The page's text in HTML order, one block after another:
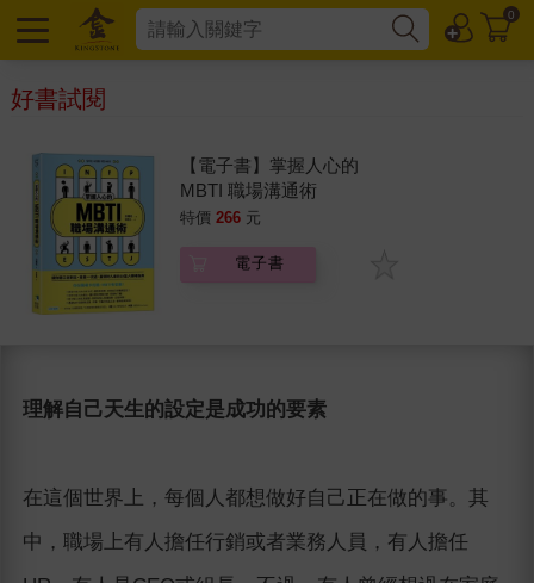
0
好書試閱
【電子書】掌握人心的
MBTI 職場溝通術
特價 266 元
電子書
理解自己天生的設定是成功的要素
在這個世界上，每個人都想做好自己正在做的事。其
中，職場上有人擔任行銷或者業務人員，有人擔任